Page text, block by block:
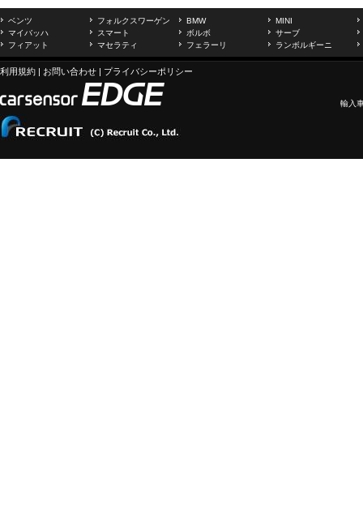
ベンツ フォルクスワーゲン BMW
MINI
マイバッハ
スマート ボルボ
サーブ
フィアット
マセラティ フェラーリ ランボルギーニ
利用規約 | お問い合わせ | プライバシーポリシー
輸入